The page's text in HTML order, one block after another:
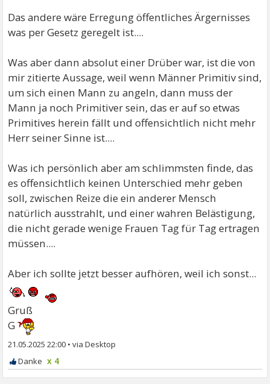
Das andere wäre Erregung öffentliches Ärgernisses
was per Gesetz geregelt ist....
Was aber dann absolut einer Drüber war, ist die von
mir zitierte Aussage, weil wenn Männer Primitiv sind,
um sich einen Mann zu angeln, dann muss der
Mann ja noch Primitiver sein, das er auf so etwas
Primitives herein fällt und offensichtlich nicht mehr
Herr seiner Sinne ist....
Was ich persönlich aber am schlimmsten finde, das
es offensichtlich keinen Unterschied mehr geben
soll, zwischen Reize die ein anderer Mensch
natürlich ausstrahlt, und einer wahren Belästigung,
die nicht gerade wenige Frauen Tag für Tag ertragen
müssen....
Aber ich sollte jetzt besser aufhören, weil ich sonst...
Gruß
G
21.05.2025 22:00 •
x 4